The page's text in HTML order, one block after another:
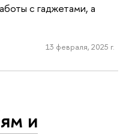
с гаджетами, а
13 февраля, 2025 г.
и